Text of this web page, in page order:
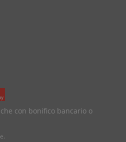
con bonifico bancario o